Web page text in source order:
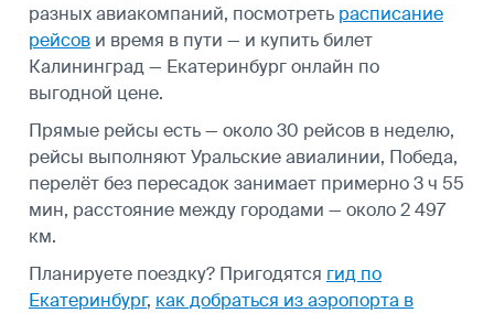
разных авиакомпаний, посмотреть расписание
рейсов и время в пути — и купить билет
Калининград — Екатеринбург онлайн по
выгодной цене.
Прямые рейсы есть — около 30 рейсов в неделю,
рейсы выполняют Уральские авиалинии, Победа,
перелёт без пересадок занимает примерно 3 ч 55
мин, расстояние между городами — около 2 497
км.
Планируете поездку? Пригодятся гид по
Екатеринбург, как добраться из аэропорта в